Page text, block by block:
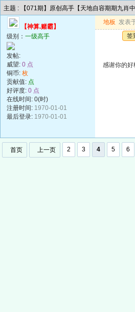
主题 : 【071期】原创高手【天地自容期期九肖
【神算.赌霸】
级别： 一级高手
发帖:
威望: 0 点
铜币: 枚
贡献值: 点
好评度: 0 点
在线时间: 0(时)
注册时间: 1970-01-01
最后登录: 1970-01-01
地板 发表
签
感谢你的
首页 上一页 2 3 4 5 6